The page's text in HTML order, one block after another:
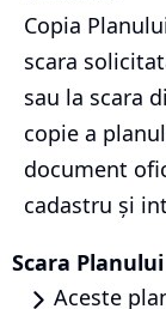
Copia
scara
sau la scara
copie a
document
cadastru și
Scara Planului
Aceste